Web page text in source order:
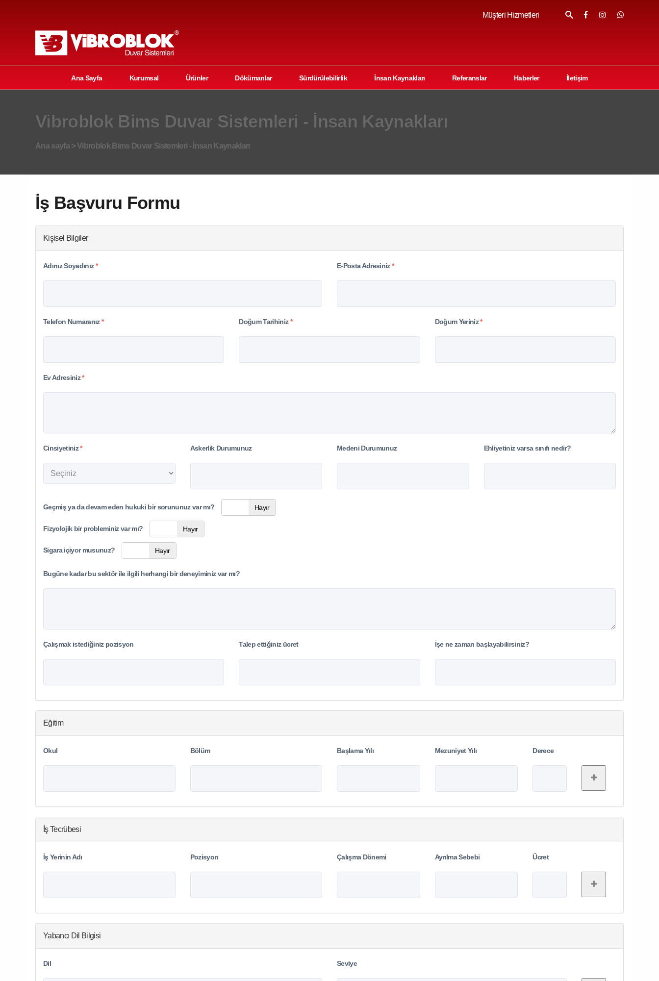
Müşteri Hizmetleri
Ana Sayfa Kurumsal Ürünler Dökümanlar Sürdürülebilirlik İnsan Kaynakları Referanslar Haberler İletişim
Vibroblok Bims Duvar Sistemleri - İnsan Kaynakları
Ana sayfa >Vibroblok Bims Duvar Sistemleri - İnsan Kaynakları
İş Başvuru Formu
Kişisel Bilgiler
Adınız Soyadınız* E-Posta Adresiniz*
Telefon Numaranız* Doğum Tarihiniz* Doğum Yeriniz*
Ev Adresiniz*
Cinsiyetiniz* Askerlik Durumunuz Medeni Durumunuz Ehliyetiniz varsa sınıfı nedir?
Geçmiş ya da devam eden hukuki bir sorununuz var mı?
Evet Hayır
Fizyolojik bir probleminiz var mı?
Evet Hayır
Sigara içiyor musunuz?
Evet Hayır
Bugüne kadar bu sektör ile ilgili herhangi bir deneyiminiz var mı?
Çalışmak istediğiniz pozisyon Talep ettiğiniz ücret İşe ne zaman başlayabilirsiniz?
Eğitim
Okul Bölüm Başlama Yılı Mezuniyet Yılı Derece
İş Tecrübesi
İş Yerinin Adı Pozisyon Çalışma Dönemi Ayrılma Sebebi Ücret
Yabancı Dil Bilgisi
Dil Seviye